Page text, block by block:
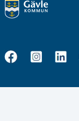
Sociala